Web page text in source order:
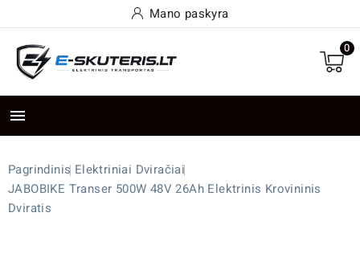
Mano paskyra
0

Pagrindinis Elektriniai Dviračiai
JABOBIKE Transer 500W 48V 26Ah Elektrinis Krovininis
Dviratis